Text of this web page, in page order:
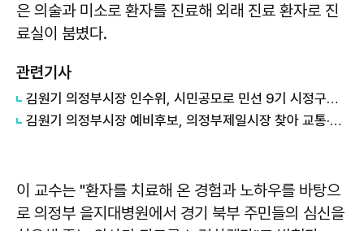
은 의술과 미소로 환자를 진료해 외래 진료 환자로 진
료실이 붐볐다.
관련기사
김원기 의정부시장 인수위, 시민공모로 민선 9기 시정구호 확정
김원기 의정부시장 예비후보, 의정부제일시장 찾아 교통·공여지 현안 논의
이 교수는 "환자를 치료해 온 경험과 노하우를 바탕으
로 의정부 을지대병원에서 경기 북부 주민들의 심신을